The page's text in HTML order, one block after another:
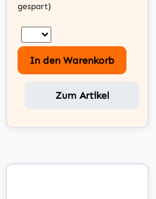
gespart)
In den Warenkorb
Zum Artikel